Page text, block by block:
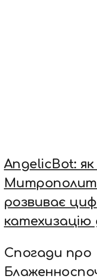
AngelicBot:
розвиває
катехизацію
Спогади про